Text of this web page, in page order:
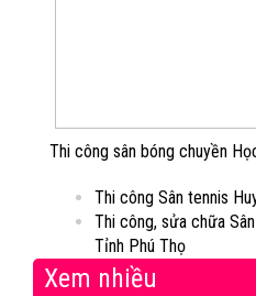
Thi công sân bóng chuyền
Thi công Sân tennis
Thi công, sửa chữa
Tỉnh Phú Thọ
Xem nhiều